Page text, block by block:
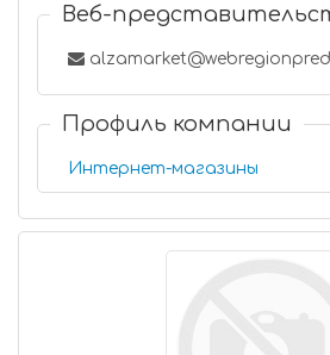
Веб-
Профиль компании
Интернет-магазины